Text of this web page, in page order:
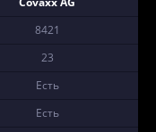
8421
23
Есть
Есть